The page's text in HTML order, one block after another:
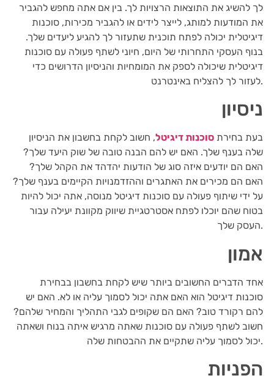
לך להשיג את התוצאות הרצויות לך. בין אם אתה מחפש להגביר
את המודעות למותג, לייצר לידים או להגביר מכירות, סוכנות
דיגיטלית יכולה לפתח תוכנית שתעזור לך להגיע ליעדים שלך.
בנוף העסקי התחרותי של היום, חיוני לשתף פעולה עם סוכנות
דיגיטלית שיכולה לספק את המומחיות והניסיון הדרושים כדי
לעזור לך להצליח באינטרנט.
ניסיון
בעת בחירת סוכנות דיגיטל, חשוב לקחת בחשבון את הניסיון
שלה בענף שלך. האם יש להם הבנה טובה של שוק היעד שלך?
האם הם יודעים איזה סוג של הודעות יהדהד את הקהל שלך?
האם הם מכירים את האתגרים וההזדמנויות הקיימים בענף שלך?
על ידי שיתוף פעולה עם סוכנות דיגיטל מנוסה, אתה יכול להיות
בטוח שהם יוכלו לפתח אסטרטגיית שיווק מקוונת יעילה עבור
העסק שלך.
אמון
אחד הדברים החשובים ביותר שיש לקחת בחשבון בבחירת
סוכנות דיגיטל הוא האם אתה יכול לסמוך עליה או לא. האם יש
להם רקורד טוב? האם הם שקופים לגבי התהליך והמחיר שלהם?
חשוב לשתף פעולה עם סוכנות שאתה מרגיש איתה בנוח ושאתה
יכול לסמוך עליה שתקיים את ההבטחות שלה.
הפניות